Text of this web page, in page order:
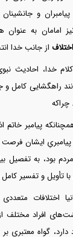
و
امامان به عنوان
از جانب خدا
خدا، احادیث
راهگشایی کامل و
ایشان
مردم بود، به تفصیل
تأویل و تفسیر
اختلافات
افراد مختلف
دارد، گواه معتبری